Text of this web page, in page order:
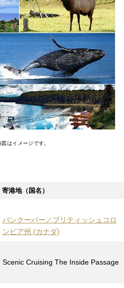
はイメージです。
寄港地（国名）
バンクーバー／ブリティッシュコロ
ンビア州 (カナダ)
Scenic Cruising The Inside Passage